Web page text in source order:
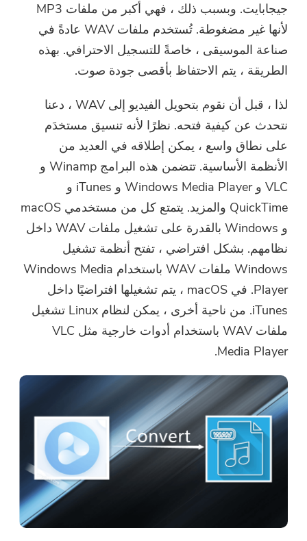
جيجابايت. وبسبب ذلك ، فهي أكبر من ملفات MP3
لأنها غير مضغوطة. تُستخدم ملفات WAV عادةً في
صناعة الموسيقى ، خاصةً للتسجيل الاحترافي. بهذه
الطريقة ، يتم الاحتفاظ بأقصى جودة صوت.
لذا ، قبل أن نقوم بتحويل الفيديو إلى WAV ، دعنا
نتحدث عن كيفية فتحه. نظرًا لأنه تنسيق مستخدَم
على نطاق واسع ، يمكن إطلاقه في العديد من
الأنظمة الأساسية. تتضمن هذه البرامج Winamp و
VLC و Windows Media Player و iTunes و
QuickTime والمزيد. يتمتع كل من مستخدمي macOS
و Windows بالقدرة على تشغيل ملفات WAV داخل
نظامهم. بشكل افتراضي ، تفتح أنظمة تشغيل
Windows ملفات WAV باستخدام Windows Media
Player. في macOS ، يتم تشغيلها افتراضيًا داخل
iTunes. من ناحية أخرى ، يمكن لنظام Linux تشغيل
ملفات WAV باستخدام أدوات خارجية مثل VLC
Media Player.